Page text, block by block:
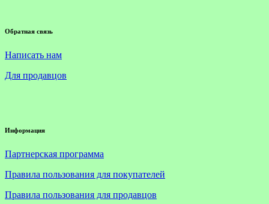
Обратная связь
Написать нам
Для продавцов
Информация
Партнерская программа
Правила пользования для покупателей
Правила пользования для продавцов